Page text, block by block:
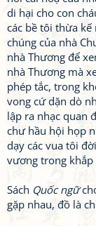
di hại cho con
các bề tôi thừa kế
chúng của nhà
nhà Thương để
nhà Thương mà
phép tắc, trong
vong cứ dặn dò
lập ra nhạc quan
chư hầu hội họp
dạy các vua tôi
vương trong khắp
Sách Quốc ngữ
gặp nhau, đồ là